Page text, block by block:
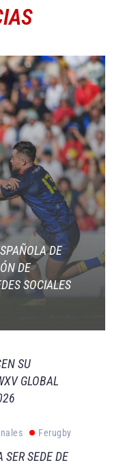
DE
DE
SOCIALES
SU
GLOBAL
Ferugby
SER SEDE DE